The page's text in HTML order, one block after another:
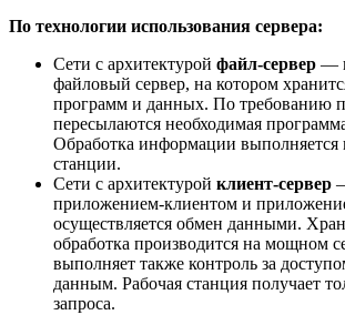
По технологии использования сервера:
Сети с архитектурой файл-сервер —
файловый сервер, на котором
программ и данных. По требованию
пересылаются необходимая
Обработка информации выполняется
станции.
Сети с архитектурой клиент-сервер
приложением-клиентом и
осуществляется обмен данными.
обработка производится на мощном
выполняет также контроль за
данным. Рабочая станция получает
запроса.